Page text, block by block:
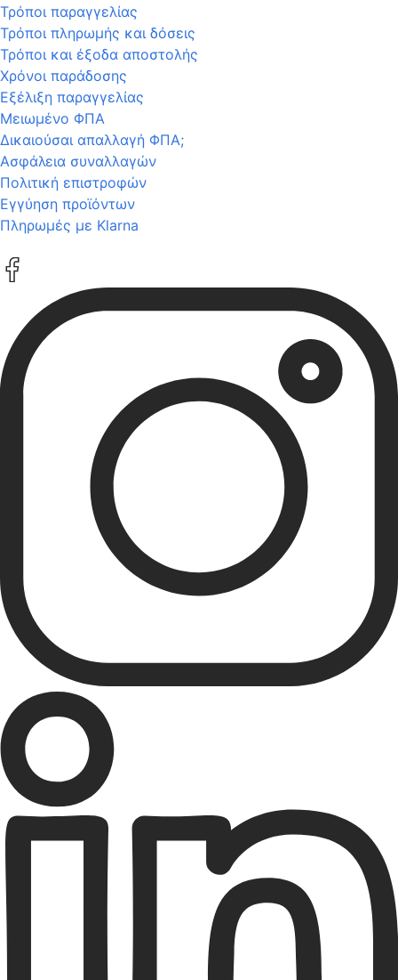
Τρόποι παραγγελίας
Τρόποι πληρωμής και δόσεις
Τρόποι και έξοδα αποστολής
Χρόνοι παράδοσης
Εξέλιξη παραγγελίας
Μειωμένο ΦΠΑ
Δικαιούσαι απαλλαγή ΦΠΑ;
Ασφάλεια συναλλαγών
Πολιτική επιστροφών
Εγγύηση προϊόντων
Πληρωμές με Klarna